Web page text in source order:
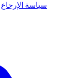
سياسة الإرجاع